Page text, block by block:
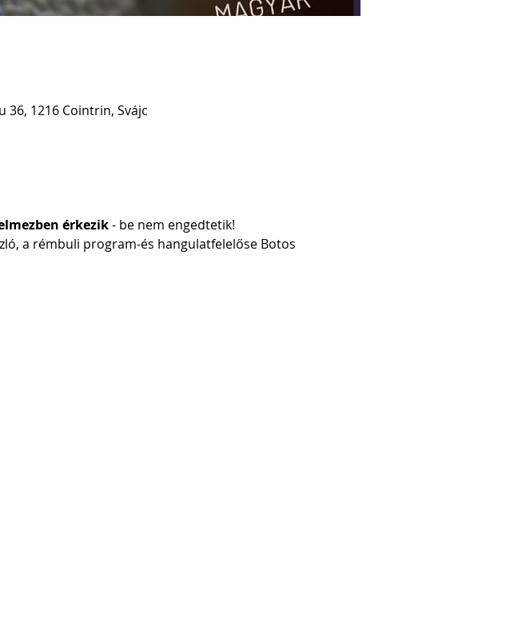
1216 Cointrin, Svájc
érkezik - be nem engedtetik!
a rémbuli program-és hangulatfelelőse Botos